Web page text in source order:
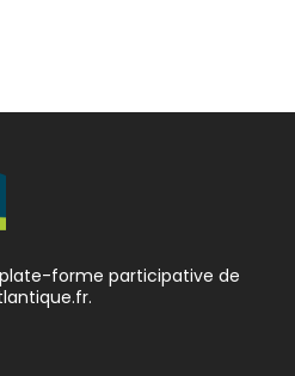
forme participative de